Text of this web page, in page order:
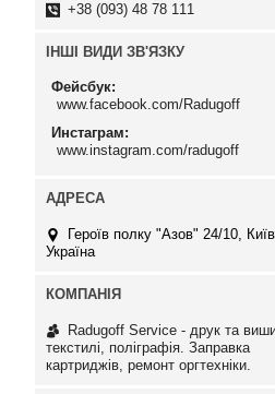
+38 (093) 48 78 111
ІНШІ ВИДИ ЗВ'ЯЗКУ
Фейсбук
www.facebook.com/Radugoff
Инстаграм
www.instagram.com/radugoff
Героїв полку "Азов" 24/10,
Україна
Radugoff Service - друк та
текстилі, поліграфія. Заправка
картриджів, ремонт оргтехніки.